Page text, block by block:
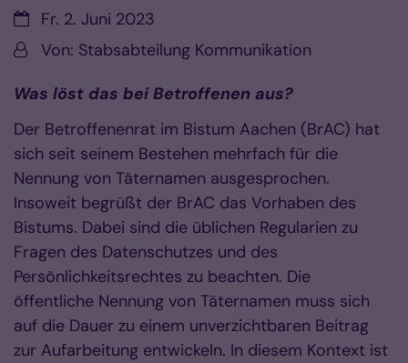
Datum:Fr. 2. Juni 2023
Von:Von: Stabsabteilung Kommunikation
Was löst das bei Betroffenen aus?
Der Betroffenenrat im Bistum Aachen (BrAC) hat
sich seit seinem Bestehen mehrfach für die
Nennung von Täternamen ausgesprochen.
Insoweit begrüßt der BrAC das Vorhaben des
Bistums. Dabei sind die üblichen Regularien zu
Fragen des Datenschutzes und des
Persönlichkeitsrechtes zu beachten. Die
öffentliche Nennung von Täternamen muss sich
auf die Dauer zu einem unverzichtbaren Beitrag
zur Aufarbeitung entwickeln. In diesem Kontext ist